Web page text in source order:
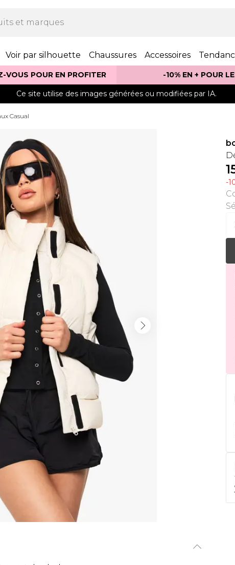
Voir par silhouette Chaussures Accessoires
VOUS POUR EN PROFITER -10% EN + POUR
Ce site utilise des images générées ou modifiées par IA.
Casual
-